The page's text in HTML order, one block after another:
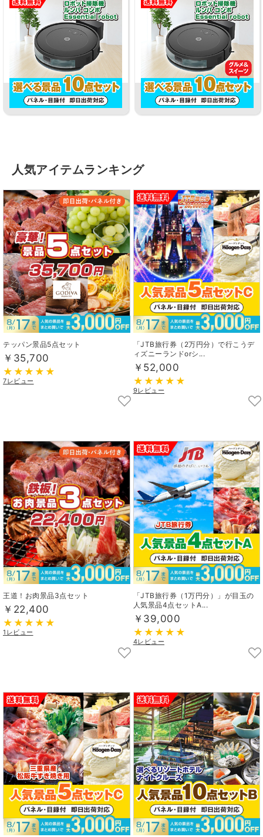
人気アイテムランキング
テッパン景品5点セット
￥35,700
7レビュー
「JTB旅行券（2万円分）で行こうデ
ィズニーランドorシ...
￥52,000
9レビュー
王道！お肉景品3点セット
￥22,400
1レビュー
「JTB旅行券（1万円分）」が目玉の
人気景品4点セットA...
￥39,000
4レビュー